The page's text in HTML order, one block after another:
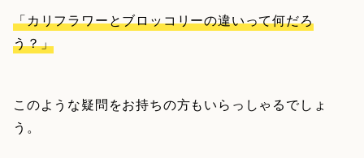
「カリフラワーとブロッコリーの違いって何だろ
う？」
このような疑問をお持ちの方もいらっしゃるでしょ
う。